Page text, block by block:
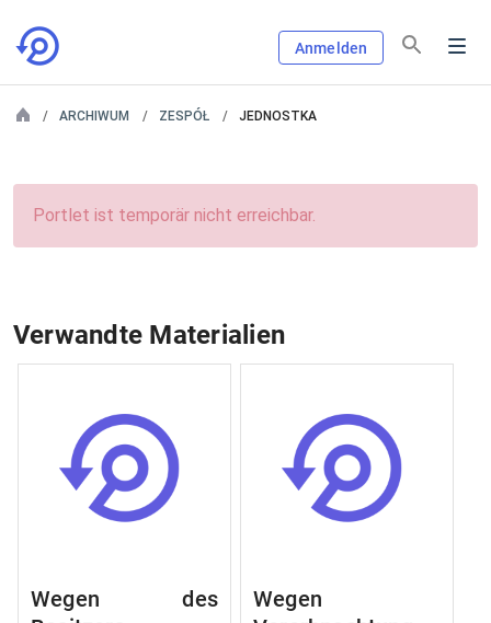
Anmelden
ARCHIWUM ZESPÓŁ JEDNOSTKA
Portlet ist temporär nicht erreichbar.
Verwandte Materialien
Wegen des
Wegen